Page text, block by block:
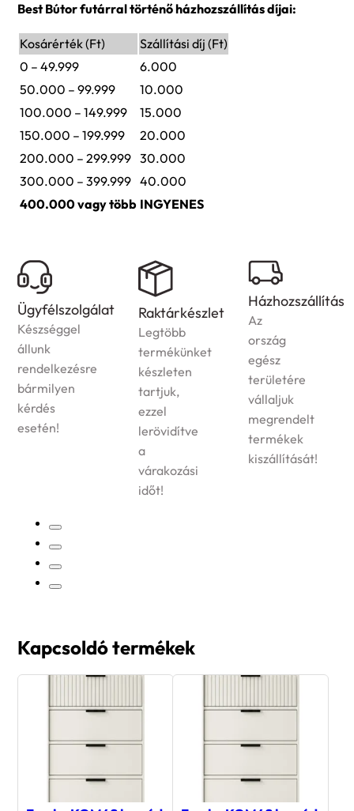
Best Bútor futárral történő házhozszállítás díjai:
Kosárérték (Ft)
Szállítási díj (Ft)
0 – 49.999
6.000
50.000 – 99.999
10.000
100.000 – 149.999
15.000
150.000 – 199.999
20.000
200.000 – 299.999 30.000
300.000 – 399.999 40.000
400.000 vagy több INGYENES
Ügyfélszolgálat
Készséggel
állunk
rendelkezésre
bármilyen
kérdés
esetén!
Raktárkészlet
Legtöbb
termékünket
készleten
tartjuk,
ezzel
lerövidítve
a
várakozási
időt!
Házhozszállítás
Az
ország
egész
területére
vállaljuk
megrendelt
termékek
kiszállítását!
Kapcsoldó termékek